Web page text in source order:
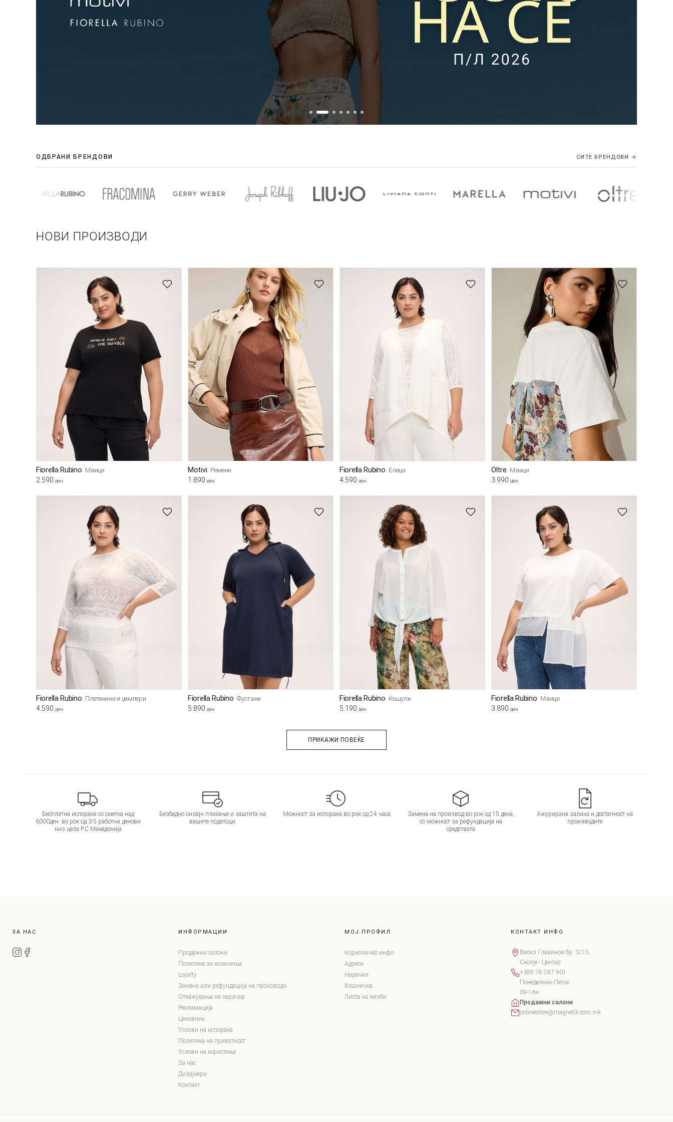
ОДБРАНИ БРЕНДОВИ СИТЕ БРЕНДОВИ →
НОВИ ПРОИЗВОДИ
Fiorella Rubino Маици
2.590 ден
Motivi Ремени
1.890 ден
Fiorella Rubino Елеци
4.590 ден
Oltre Маици
3.990 ден
Fiorella Rubino Плетенини и џемпери
4.590 ден
Fiorella Rubino Фустани
5.890 ден
Fiorella Rubino Кошули
5.190 ден
Fiorella Rubino Маици
3.890 ден
ПРИКАЖИ ПОВЕЌЕ
Бесплатна испорака со сметка над
6000ден. во рок од 3-5 работни денови
низ цела Р.С.Македонија
Безбедно онлајн плаќање и заштита на
вашите податоци
Можност за испорака во рок од 24 часа
Замена на производ во рок од 15 дена,
со можност за рефундација на
средствата
Ажурирана залиха и достапност на
производите
ЗА НАС ИНФОРМАЦИИ
Продажни салони
Политика за колачиња
Loyalty
Замена или рефундација на производи
Откажување на нарачка
Рекламација
Ценовник
Услови на испорака
Политика на приватност
Услови на користење
За нас
Дизајнери
Контакт
МОЈ ПРОФИЛ
Корисничко инфо
Адреси
Нарачки
Кошничка
Листа на желби
КОНТАКТ ИНФО
Васил Главинов бр. 3/10,
Скопје - Центар
+389 78 287 901
Понеделник-Петок
09-16ч
Продажни салони
onlinestore@magnetik.com.mk